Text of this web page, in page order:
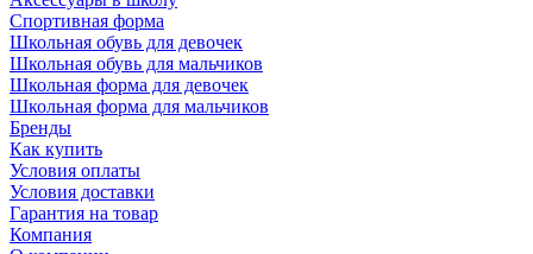
Спортивная форма
Школьная обувь для девочек
Школьная обувь для мальчиков
Школьная форма для девочек
Школьная форма для мальчиков
Бренды
Как купить
Условия оплаты
Условия доставки
Гарантия на товар
Компания